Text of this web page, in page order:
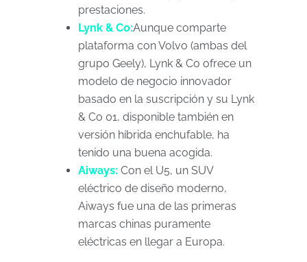
prestaciones.
Lynk & Co:Aunque comparte
plataforma con Volvo (ambas del
grupo Geely), Lynk & Co ofrece un
modelo de negocio innovador
basado en la suscripción y su Lynk
& Co 01, disponible también en
versión híbrida enchufable, ha
tenido una buena acogida.
Aiways: Con el U5, un SUV
eléctrico de diseño moderno,
Aiways fue una de las primeras
marcas chinas puramente
eléctricas en llegar a Europa.